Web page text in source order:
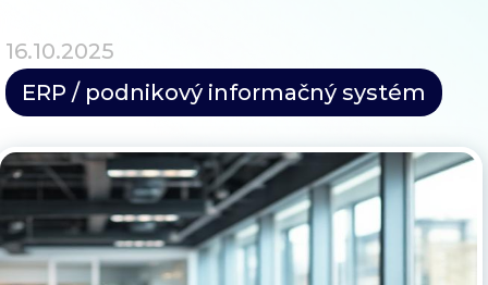
Blog
16.10.2025
ERP / podnikový informačný systém